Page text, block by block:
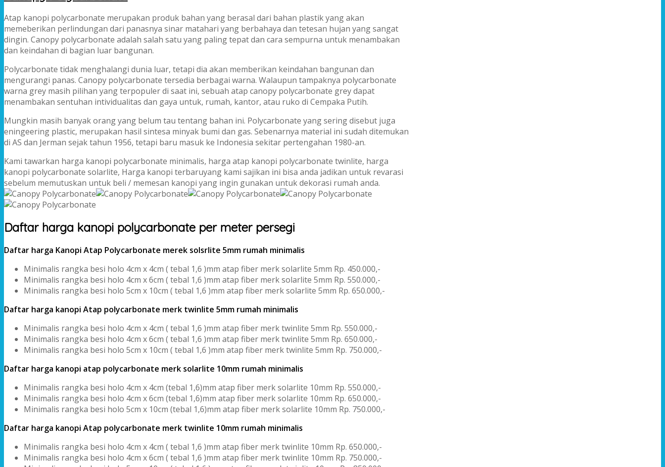
Atap kanopi polycarbonate merupakan produk bahan yang berasal dari bahan plastik yang akan
memeberikan perlindungan dari panasnya sinar matahari yang berbahaya dan tetesan hujan yang sangat
dingin. Canopy polycarbonate adalah salah satu yang paling tepat dan cara sempurna untuk menambakan
dan keindahan di bagian luar bangunan.
Polycarbonate tidak menghalangi dunia luar, tetapi dia akan memberikan keindahan bangunan dan
mengurangi panas. Canopy polycarbonate tersedia berbagai warna. Walaupun tampaknya polycarbonate
warna grey masih pilihan yang terpopuler di saat ini, sebuah atap canopy polycarbonate grey dapat
menambakan sentuhan intividualitas dan gaya untuk, rumah, kantor, atau ruko di Cempaka Putih.
Mungkin masih banyak orang yang belum tau tentang bahan ini. Polycarbonate yang sering disebut juga
eningeering plastic, merupakan hasil sintesa minyak bumi dan gas. Sebenarnya material ini sudah ditemukan
di AS dan Jerman sejak tahun 1956, tetapi baru masuk ke Indonesia sekitar pertengahan 1980-an.
Kami tawarkan harga kanopi polycarbonate minimalis, harga atap kanopi polycarbonate twinlite, harga
kanopi polycarbonate solarlite, Harga kanopi terbaruyang kami sajikan ini bisa anda jadikan untuk revarasi
sebelum memutuskan untuk beli / memesan kanopi yang ingin gunakan untuk dekorasi rumah anda.
Daftar harga kanopi polycarbonate per meter persegi
Daftar harga Kanopi Atap Polycarbonate merek solsrlite 5mm rumah minimalis
Minimalis rangka besi holo 4cm x 4cm ( tebal 1,6 )mm atap fiber merk solarlite 5mm Rp. 450.000,-
Minimalis rangka besi holo 4cm x 6cm ( tebal 1,6 )mm atap fiber merk solarlite 5mm Rp. 550.000,-
Minimalis rangka besi holo 5cm x 10cm ( tebal 1,6 )mm atap fiber merk solarlite 5mm Rp. 650.000,-
Daftar harga kanopi Atap polycarbonate merk twinlite 5mm rumah minimalis
Minimalis rangka besi holo 4cm x 4cm ( tebal 1,6 )mm atap fiber merk twinlite 5mm Rp. 550.000,-
Minimalis rangka besi holo 4cm x 6cm ( tebal 1,6 )mm atap fiber merk twinlite 5mm Rp. 650.000,-
Minimalis rangka besi holo 5cm x 10cm ( tebal 1,6 )mm atap fiber merk twinlite 5mm Rp. 750.000,-
Daftar harga kanopi atap polycarbonate merk solarlite 10mm rumah minimalis
Minimalis rangka besi holo 4cm x 4cm (tebal 1,6)mm atap fiber merk solarlite 10mm Rp. 550.000,-
Minimalis rangka besi holo 4cm x 6cm (tebal 1,6)mm atap fiber merk solarlite 10mm Rp. 650.000,-
Minimalis rangka besi holo 5cm x 10cm (tebal 1,6)mm atap fiber merk solarlite 10mm Rp. 750.000,-
Daftar harga kanopi Atap polycarbonate merk twinlite 10mm rumah minimalis
Minimalis rangka besi holo 4cm x 4cm ( tebal 1,6 )mm atap fiber merk twinlite 10mm Rp. 650.000,-
Minimalis rangka besi holo 4cm x 6cm ( tebal 1,6 )mm atap fiber merk twinlite 10mm Rp. 750.000,-